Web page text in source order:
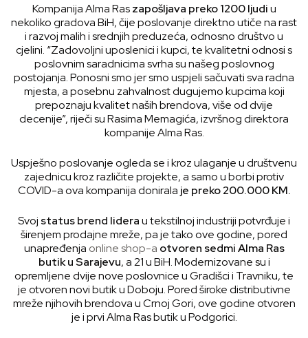
Kompanija Alma Raszapošljava preko 1200 ljudiu
nekoliko gradova BiH, čije poslovanje direktno utiče na rast
i razvoj malih i srednjih preduzeća, odnosno društvo u
cjelini. “Zadovoljni uposlenici i kupci, te kvalitetni odnosi s
poslovnim saradnicima svrha su našeg poslovnog
postojanja. Ponosni smo jer smo uspjeli sačuvati sva radna
mjesta, a posebnu zahvalnost dugujemo kupcima koji
prepoznaju kvalitet naših brendova, više od dvije
decenije”, riječi su Rasima Memagića, izvršnog direktora
kompanije Alma Ras.
Uspješno poslovanje ogleda se i kroz ulaganje u društvenu
zajednicu kroz različite projekte, a samo u borbi protiv
COVID-a ova kompanija donirala je preko 200.000 KM.
Svoj status brend liderau tekstilnoj industriji potvrđuje i
širenjem prodajne mreže, pa je tako ove godine, pored
unapređenja online shop-a otvoren sedmi Alma Ras
butik u Sarajevu, a 21 u BiH. Modernizovane su i
opremljene dvije nove poslovnice u Gradišci i Travniku, te
je otvoren novi butik u Doboju. Pored široke distributivne
mreže njihovih brendova u Crnoj Gori, ove godine otvoren
je i prvi Alma Ras butik u Podgorici.